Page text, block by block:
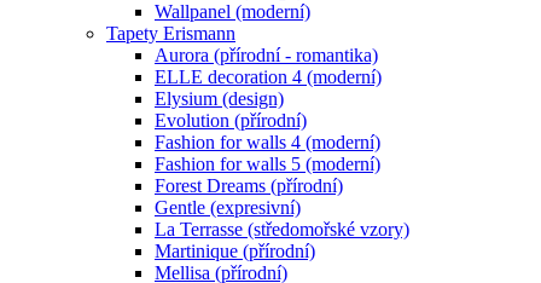
Wallpanel (moderní)
Tapety Erismann
Aurora (přírodní - romantika)
ELLE decoration 4 (moderní)
Elysium (design)
Evolution (přírodní)
Fashion for walls 4 (moderní)
Fashion for walls 5 (moderní)
Forest Dreams (přírodní)
Gentle (expresivní)
La Terrasse (středomořské vzory)
Martinique (přírodní)
Mellisa (přírodní)